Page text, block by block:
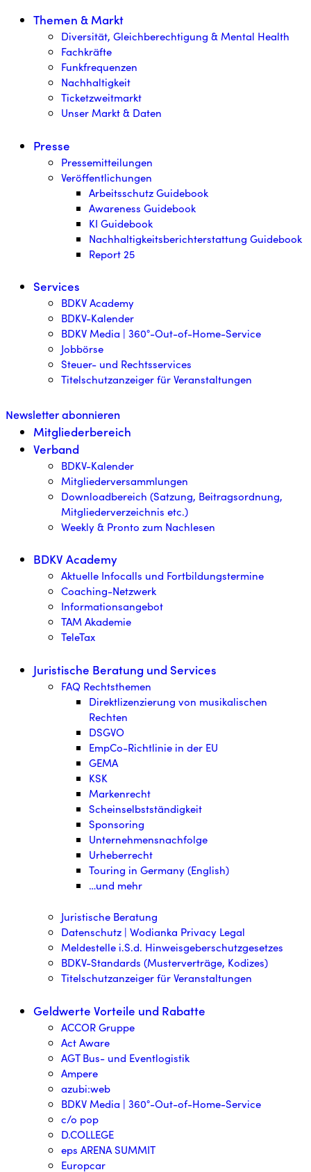
Themen & Markt
Diversität, Gleichberechtigung & Mental Health
Fachkräfte
Funkfrequenzen
Nachhaltigkeit
Ticketzweitmarkt
Unser Markt & Daten
Presse
Pressemitteilungen
Veröffentlichungen
Arbeitsschutz Guidebook
Awareness Guidebook
KI Guidebook
Nachhaltigkeitsberichterstattung Guidebook
Report 25
Services
BDKV Academy
BDKV-Kalender
BDKV Media | 360°-Out-of-Home-Service
Jobbörse
Steuer- und Rechtsservices
Titelschutzanzeiger für Veranstaltungen
Newsletter abonnieren
Mitgliederbereich
Verband
BDKV-Kalender
Mitgliederversammlungen
Downloadbereich (Satzung, Beitragsordnung,
Mitgliederverzeichnis etc.)
Weekly & Pronto zum Nachlesen
BDKV Academy
Aktuelle Infocalls und Fortbildungstermine
Coaching-Netzwerk
Informationsangebot
TAM Akademie
TeleTax
Juristische Beratung und Services
FAQ Rechtsthemen
Direktlizenzierung von musikalischen
Rechten
DSGVO
EmpCo-Richtlinie in der EU
GEMA
KSK
Markenrecht
Scheinselbstständigkeit
Sponsoring
Unternehmensnachfolge
Urheberrecht
Touring in Germany (English)
…und mehr
Juristische Beratung
Datenschutz | Wodianka Privacy Legal
Meldestelle i.S.d. Hinweisgeberschutzgesetzes
BDKV-Standards (Musterverträge, Kodizes)
Titelschutzanzeiger für Veranstaltungen
Geldwerte Vorteile und Rabatte
ACCOR Gruppe
Act Aware
AGT Bus- und Eventlogistik
Ampere
azubi:web
BDKV Media | 360°-Out-of-Home-Service
c/o pop
D.COLLEGE
eps ARENA SUMMIT
Europcar